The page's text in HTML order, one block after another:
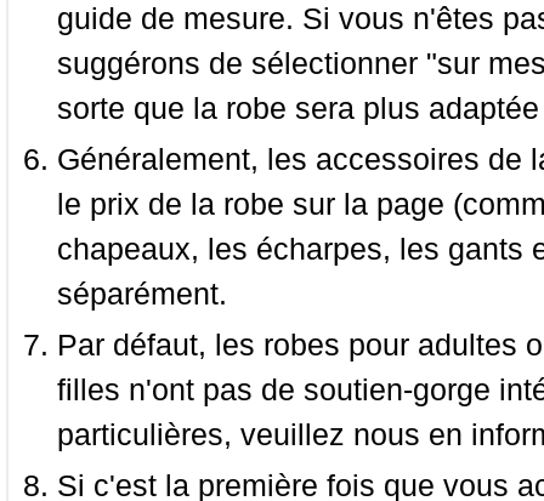
guide de mesure. Si vous n'êtes
suggérons de sélectionner "sur
sorte que la robe sera plus
Généralement, les accessoires de
le prix de la robe sur la page
chapeaux, les écharpes, les gants
séparément.
Par défaut, les robes pour adultes
filles n'ont pas de soutien-gorge
particulières, veuillez nous en
Si c'est la première fois que vous